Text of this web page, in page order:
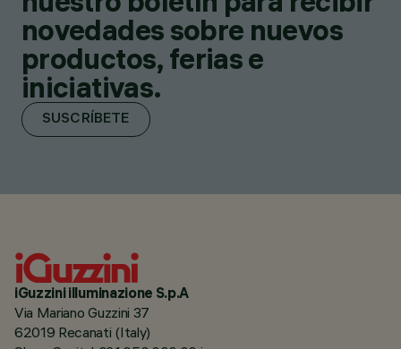
novedades sobre nuevos
productos, ferias e
iniciativas.
SUSCRÍBETE
iGuzzini illuminazione S.p.A
Via Mariano Guzzini 37
62019 Recanati (Italy)